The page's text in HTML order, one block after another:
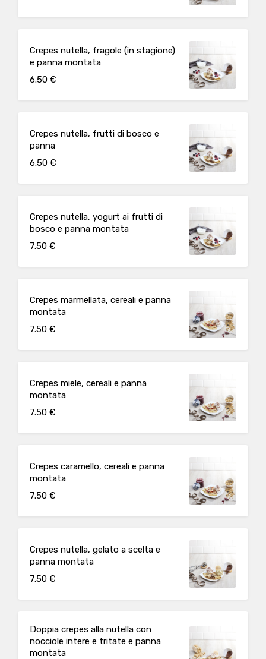
Crepes nutella, fragole (in stagione)
e panna montata
6.50 €
Crepes nutella, frutti di bosco e
panna
6.50 €
Crepes nutella, yogurt ai frutti di
bosco e panna montata
7.50 €
Crepes marmellata, cereali e panna
montata
7.50 €
Crepes miele, cereali e panna
montata
7.50 €
Crepes caramello, cereali e panna
montata
7.50 €
Crepes nutella, gelato a scelta e
panna montata
7.50 €
Doppia crepes alla nutella con
nocciole intere e tritate e panna
montata